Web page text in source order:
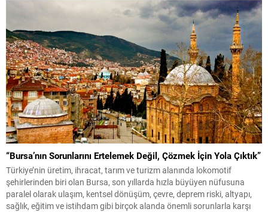
“Bursa’nın Sorunlarını Ertelemek Değil, Çözmek İçin Yola Çıktık”
Türkiye’nin üretim, ihracat, tarım ve turizm alanında lokomotif
şehirlerinden biri olan Bursa, son yıllarda hızla büyüyen nüfusuna
paralel olarak ulaşım, kentsel dönüşüm, çevre, deprem riski, altyapı,
sağlık, eğitim ve istihdam gibi birçok alanda önemli sorunlarla karşı